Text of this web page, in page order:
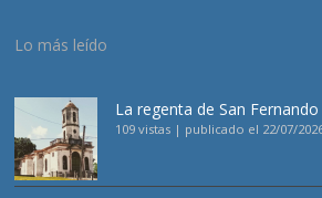
Lo más leído
La regenta de San
109 vistas | publicado el 22/07/